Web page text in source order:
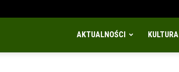
AKTUALNOŚCI KULTURA